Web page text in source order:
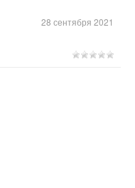
28 сентября 2021